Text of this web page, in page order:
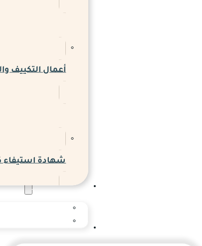
أعمال التكييف
شهادة استيفاء
المدونة والاخبار